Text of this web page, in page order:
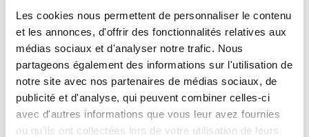
Les cookies nous permettent de personnaliser le contenu
et les annonces, d'offrir des fonctionnalités relatives aux
médias sociaux et d'analyser notre trafic. Nous
partageons également des informations sur l'utilisation de
notre site avec nos partenaires de médias sociaux, de
publicité et d'analyse, qui peuvent combiner celles-ci
avec d'autres informations que vous leur avez fournies
ou qu'ils ont collectées lors de votre utilisation de leurs
ACTUS